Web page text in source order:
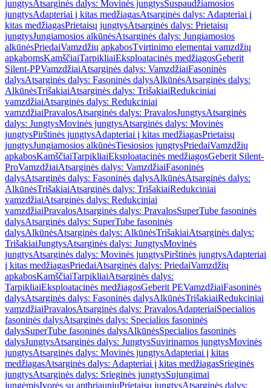
jungtysAtsarginės dalys: Movinės jungtysSuspaudžiamosios
jungtysAdapteriai į kitas medžiagasAtsarginės dalys: Adapteriai į
kitas medžiagasPrietaisų jungtysAtsarginės dalys: Prietaisų
jungtysJungiamosios alkūnėsAtsarginės dalys: Jungiamosios
alkūnėsPriedaiVamzdžių apkabosTvirtinimo elementai vamzdžių
apkabomsKamščiaiTarpikliaiEksploatacinės medžiagosGeberit
Silent-PPVamzdžiaiAtsarginės dalys: VamzdžiaiFasoninės
dalysAtsarginės dalys: Fasoninės dalysAlkūnėsAtsarginės dalys:
AlkūnėsTrišakiaiAtsarginės dalys: TrišakiaiRedukciniai
vamzdžiaiAtsarginės dalys: Redukciniai
vamzdžiaiPravalosAtsarginės dalys: PravalosJungtysAtsarginės
dalys: JungtysMovinės jungtysAtsarginės dalys: Movinės
jungtysPirštinės jungtysAdapteriai į kitas medžiagasPrietaisų
jungtysJungiamosios alkūnėsTiesiosios jungtysPriedaiVamzdžių
apkabosKamščiaiTarpikliaiEksploatacinės medžiagosGeberit Silent-
ProVamzdžiaiAtsarginės dalys: VamzdžiaiFasoninės
dalysAtsarginės dalys: Fasoninės dalysAlkūnėsAtsarginės dalys:
AlkūnėsTrišakiaiAtsarginės dalys: TrišakiaiRedukciniai
vamzdžiaiAtsarginės dalys: Redukciniai
vamzdžiaiPravalosAtsarginės dalys: PravalosSuperTube fasoninės
dalysAtsarginės dalys: SuperTube fasoninės
dalysAlkūnėsAtsarginės dalys: AlkūnėsTrišakiaiAtsarginės dalys:
TrišakiaiJungtysAtsarginės dalys: JungtysMovinės
jungtysAtsarginės dalys: Movinės jungtysPirštinės jungtysAdapteriai
į kitas medžiagasPriedaiAtsarginės dalys: PriedaiVamzdžių
apkabosKamščiaiTarpikliaiAtsarginės dalys:
TarpikliaiEksploatacinės medžiagosGeberit PEVamzdžiaiFasoninės
dalysAtsarginės dalys: Fasoninės dalysAlkūnėsTrišakiaiRedukciniai
vamzdžiaiPravalosAtsarginės dalys: PravalosAdapteriaiSpecialios
fasoninės dalysAtsarginės dalys: Specialios fasoninės
dalysSuperTube fasoninės dalysAlkūnėsSpecialios fasoninės
dalysJungtysAtsarginės dalys: JungtysSuvirinamos jungtysMovinės
jungtysAtsarginės dalys: Movinės jungtysAdapteriai į kitas
medžiagasAtsarginės dalys: Adapteriai į kitas medžiagasSrieginės
jungtysAtsarginės dalys: Srieginės jungtysSujungimai
jungėmisĮvorės su antbriauniuPrietaisų jungtysAtsarginės dalys: